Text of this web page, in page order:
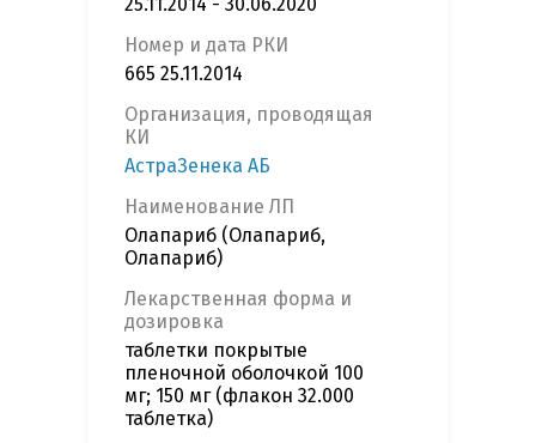
25.11.2014 - 30.06.2020
Номер и дата РКИ
665 25.11.2014
Организация, проводящая
КИ
АстраЗенека АБ
Наименование ЛП
Олапариб (Олапариб,
Олапариб)
Лекарственная форма и
дозировка
таблетки покрытые
пленочной оболочкой 100
мг; 150 мг (флакон 32.000
таблетка)